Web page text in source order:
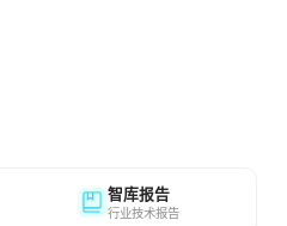
智库报告
行业技术报告